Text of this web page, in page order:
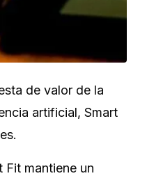
de valor de la
artificial, Smart
Fit mantiene un